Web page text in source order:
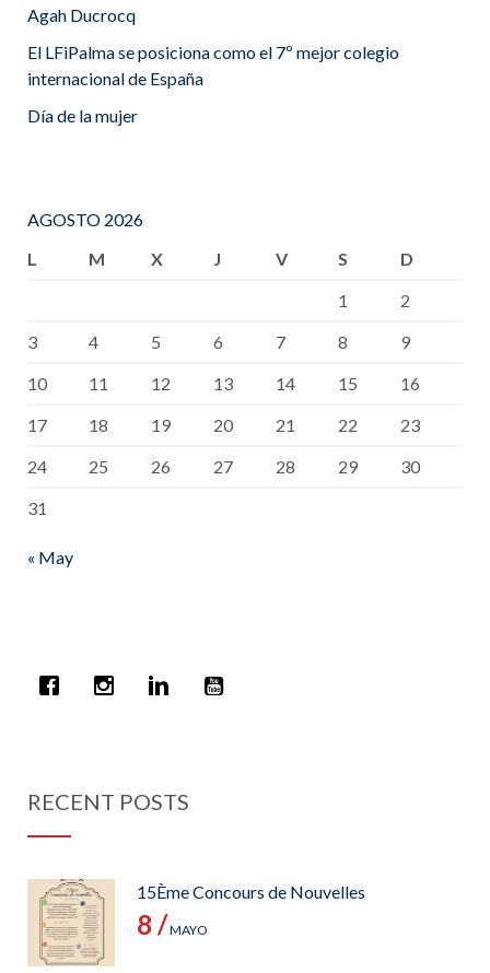
Agah Ducrocq
El LFiPalma se posiciona como el 7º mejor colegio
internacional de España
Día de la mujer
AGOSTO 2026
L
M X J V S
D
1
2
3
4 5 6 7 8
9
10
11 12 13 14 15
16
17
18 19 20 21 22
23
24
25 26 27 28 29
30
31
« May
RECENT POSTS
15Ème Concours de Nouvelles
8 /MAYO